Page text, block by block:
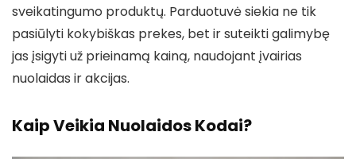
sveikatingumo produktų. Parduotuvė siekia ne tik
pasiūlyti kokybiškas prekes, bet ir suteikti galimybę
jas įsigyti už prieinamą kainą, naudojant įvairias
nuolaidas ir akcijas.
Kaip Veikia Nuolaidos Kodai?